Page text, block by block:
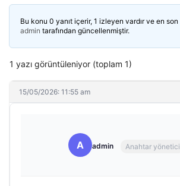
Bu konu 0 yanıt içerir, 1 izleyen vardır ve en son
admin tarafından güncellenmiştir.
1 yazı görüntüleniyor (toplam 1)
15/05/2026: 11:55 am
A admin Anahtar yönetici